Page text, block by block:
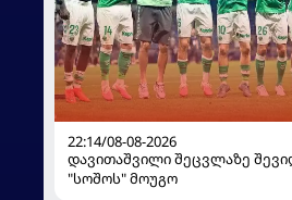
22:14/08-08-2026
დავითაშვილი შეცვლაზე
"სოშოს" მოუგო